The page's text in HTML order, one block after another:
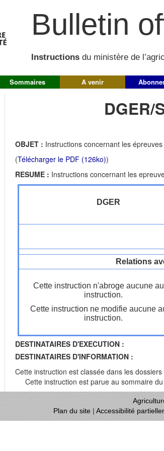
Bulletin
Instructions du ministère de
Sommaires A venir
DGER/
OBJET : Instructions concernant les
(Télécharger le PDF (126ko))
RESUME : Instructions concernant les
DGER
Relations
Cette instruction n'abroge aucune
instruction.
Cette instruction ne modifie aucune
instruction.
DESTINATAIRES D'EXECUTION :
DESTINATAIRES D'INFORMATION :
Cette instruction est classée dans les
Cette instruction est parue au sommaire du
Plan du site|Accessibilité